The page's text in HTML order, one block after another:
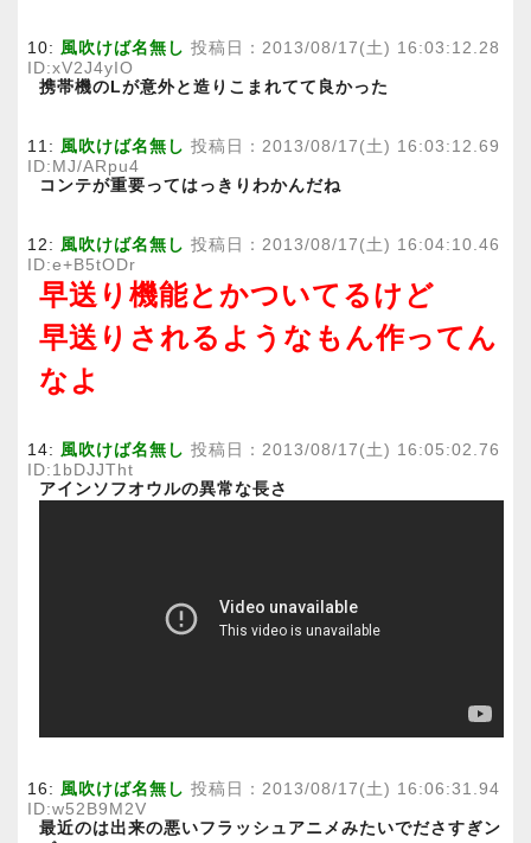
10: 風吹けば名無し 投稿日：2013/08/17(土) 16:03:12.28
ID:xV2J4yIO
携帯機のLが意外と造りこまれてて良かった
11: 風吹けば名無し 投稿日：2013/08/17(土) 16:03:12.69
ID:MJ/ARpu4
コンテが重要ってはっきりわかんだね
12: 風吹けば名無し 投稿日：2013/08/17(土) 16:04:10.46
ID:e+B5tODr
早送り機能とかついてるけど
早送りされるようなもん作ってん
なよ
14: 風吹けば名無し 投稿日：2013/08/17(土) 16:05:02.76
ID:1bDJJTht
アインソフオウルの異常な長さ
16: 風吹けば名無し 投稿日：2013/08/17(土) 16:06:31.94
ID:w52B9M2V
最近のは出来の悪いフラッシュアニメみたいでださすぎン